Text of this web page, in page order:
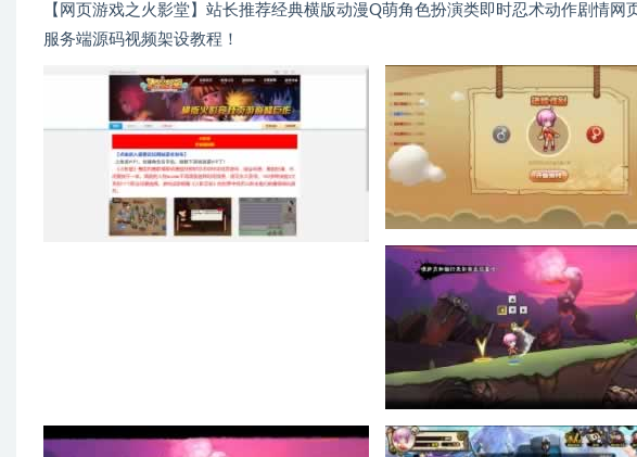
【网页游戏之火影堂】站长推荐经典横版动漫Q萌角色扮演类即时忍术动作剧情
服务端源码视频架设教程！